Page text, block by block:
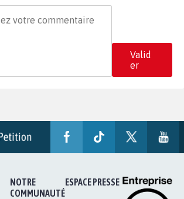
Valid
er
NOTRE
COMMUNAUTÉ
ESPACE PRESSE